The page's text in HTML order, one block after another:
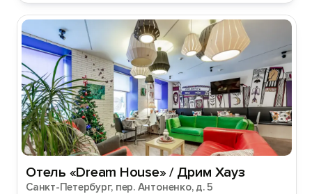
Отель «Dream House» / Дрим Хауз
Санкт-Петербург, пер. Антоненко, д. 5